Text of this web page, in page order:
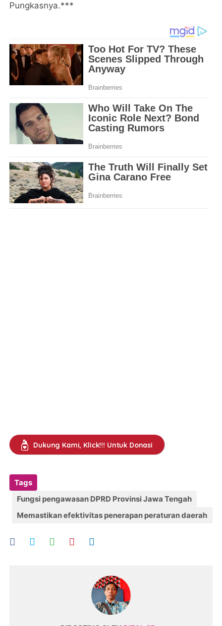
Pungkasnya.***
Dukung Kami, Klick!!! Untuk Donasi
Tags
Fungsi pengawasan DPRD Provinsi Jawa Tengah
Memastikan efektivitas penerapan peraturan daerah